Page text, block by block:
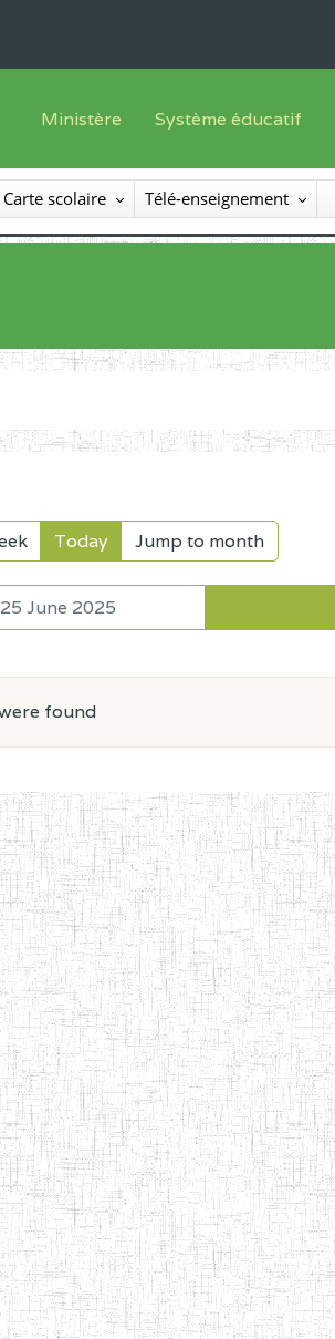
Ministère
Le Ministre
Le SEESEN
Organigramme
Système éducatif
Offre de formation
Progammes d'études
Carte scolaire Télé-enseignement
Today Jump to month
June 2025
found